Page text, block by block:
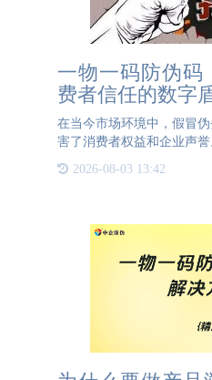
一物一码防伪码
费者信任的数字
在当今市场环境中，假冒
害了消费者权益和企业声
物一码防伪码应运而生，成
工具。一物一码防伪码是
2026-08-03 13:42